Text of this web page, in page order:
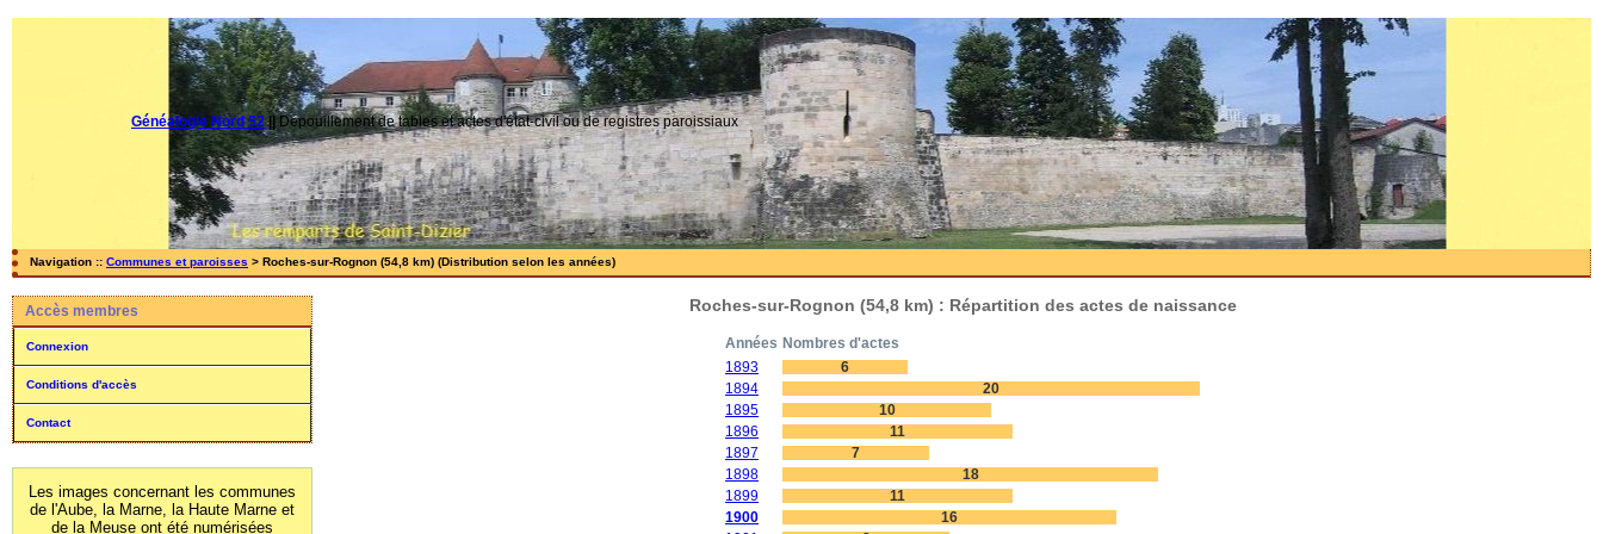
Généalogie Nord 52|| Dépouillement de tables et actes d'état-civil ou de registres paroissiaux
Navigation :: Communes et paroisses > Roches-sur-Rognon (54,8 km) (Distribution selon les années)
Accès membres
Connexion
Conditions d'accès
Contact
Les images concernant les communes
de l'Aube, la Marne, la Haute Marne et
de la Meuse ont été numérisées
Roches-sur-Rognon (54,8 km) : Répartition des actes de naissance
Années Nombres d'actes
1893
6
1894
20
1895
10
1896
11
1897
7
1898
18
1899
11
1900
16